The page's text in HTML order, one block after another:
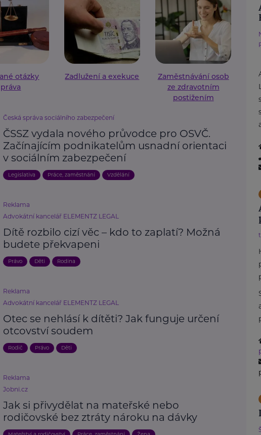
otázky
práva
Zadlužení a exekuce
Zaměstnávání osob
ze zdravotním
postižením
Česká správa sociálního zabezpečení
ČSSZ vydala nového průvodce pro OSVČ.
Začínajícím podnikatelům usnadní orientaci
v sociálním zabezpečení
Legislativa Práce, zaměstnání Vzdělání
Reklama
Advokátní kancelář ELEMENTZ LEGAL
Dítě rozbilo cizí věc – kdo to zaplatí? Možná
budete překvapeni
Právo Děti Rodina
Reklama
Advokátní kancelář ELEMENTZ LEGAL
Otec se nehlásí k dítěti? Jak funguje určení
otcovství soudem
Rodič Právo Děti
Reklama
Jobni.cz
Jak si přivydělat na mateřské nebo
rodičovské bez ztráty nároku na dávky